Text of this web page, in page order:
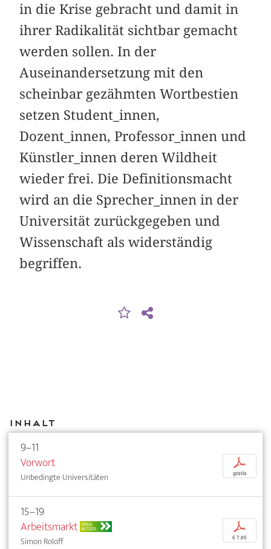
in die Krise gebracht und damit in
ihrer Radikalität sichtbar gemacht
werden sollen. In der
Auseinandersetzung mit den
scheinbar gezähmten Wortbestien
setzen Student_innen,
Dozent_innen, Professor_innen und
Künstler_innen deren Wildheit
wieder frei. Die Definitionsmacht
wird an die Sprecher_innen in der
Universität zurückgegeben und
Wissenschaft als widerständig
begriffen.
Inhalt
9–11
Vorwort
Unbedingte Universitäten
p
gratis
15–19
Arbeitsmarkt OPEN
ACCESS
Simon Roloff
p
€ 7,95